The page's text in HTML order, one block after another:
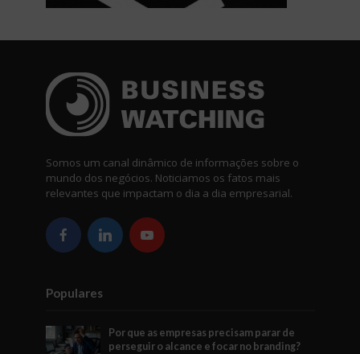
Somos um canal dinâmico de informações sobre o
mundo dos negócios. Noticiamos os fatos mais
relevantes que impactam o dia a dia empresarial.
Populares
Por que as empresas precisam parar de
perseguir o alcance e focar no branding?